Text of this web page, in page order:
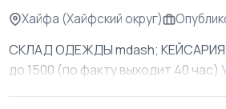
Хайфа (Хайфский округ)
СКЛАД ОДЕЖДЫ mdash; КЕЙСАРИЯ
до 1500 (по факту выходит 40